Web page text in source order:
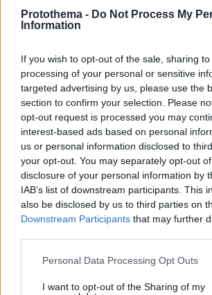
Protothema - Do Not Process My
Information
If you wish to opt-out of the sale, sharing
processing of your personal or sensitive
targeted advertising by us, please use the
section to confirm your selection. Please
opt-out request is processed you may
interest-based ads based on personal
us or personal information disclosed to
your opt-out. You may separately opt-out
disclosure of your personal information by
IAB’s list of downstream participants. This
also be disclosed by us to third parties on
Downstream Participants that may further
Please note that this website/app uses one
not limited to your visit or usage behaviour.
Personal Data Processing Opt Outs
I want to opt-out of the Sharing of my
προφυλακίστηκαν οι τρεις
46χρονη που κατηγορείται για την
πριν 22 λεπτά
Αύγουστος στην Ελλάδα: 9 ποτάμια
βουτιές
πριν 23 λεπτά
ΔΕΙΤΕ ΟΛΕΣ ΤΙΣ ΕΙΔΗΣΕΙΣ
ΤΑ ΠΙΟ ΔΗΜΟΦΙΛΗ